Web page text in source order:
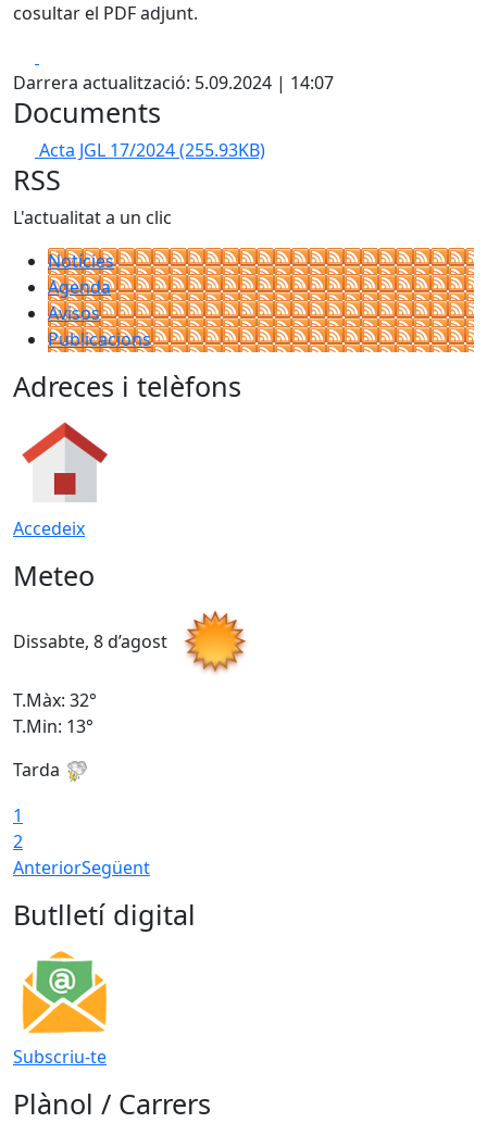
cosultar el PDF adjunt.
Darrera actualització: 5.09.2024 | 14:07
Documents
Acta JGL 17/2024(255.93KB)
RSS
L'actualitat a un clic
Notícies
Agenda
Avisos
Publicacions
Adreces i telèfons
Accedeix
Meteo
Dissabte, 8 d’agost
T.Màx: 32°
T.Min: 13°
Tarda
1
2
AnteriorSegüent
Butlletí digital
Subscriu-te
Plànol / Carrers